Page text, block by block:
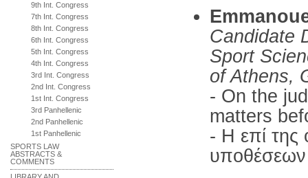
9th Int. Congress
7th Int. Congress
8th Int. Congress
6th Int. Congress
5th Int. Congress
4th Int. Congress
3rd Int. Congress
2nd Int. Congress
1st Int. Congress
3rd Panhellenic
2nd Panhellenic
1st Panhellenic
SPORTS LAW
ABSTRACTS &
COMMENTS
Candidate
Sport
of Athens,
- On the
matters
- Η επί της